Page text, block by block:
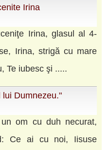
Irina
Irina, glasul al 4-
Irina, strigă cu mare
Te iubesc şi .....
lui Dumnezeu."
om cu duh necurat,
Ce ai cu noi, Iisuse